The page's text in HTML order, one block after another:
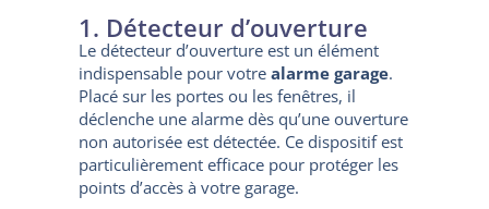
1. Détecteur d’ouverture
Le détecteur d’ouverture est un élément
indispensable pour votrealarme garage.
Placé sur les portes ou les fenêtres, il
déclenche une alarme dès qu’une ouverture
non autorisée est détectée. Ce dispositif est
particulièrement efficace pour protéger les
points d’accès à votre garage.